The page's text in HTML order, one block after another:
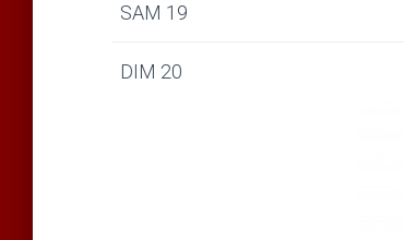
SAM 19
DIM 20